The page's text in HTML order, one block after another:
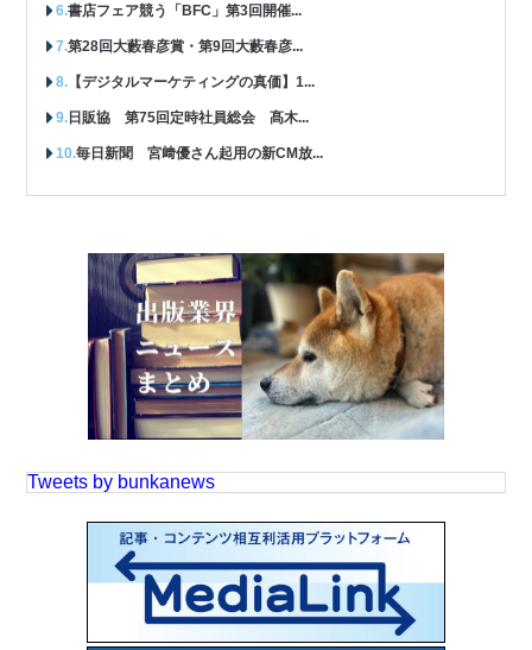
書店フェア競う「BFC」第3回開催...
第28回大藪春彦賞・第9回大藪春彦...
【デジタルマーケティングの真価】1...
日販協 第75回定時社員総会 髙木...
毎日新聞 宮﨑優さん起用の新CM放...
Tweets by bunkanews